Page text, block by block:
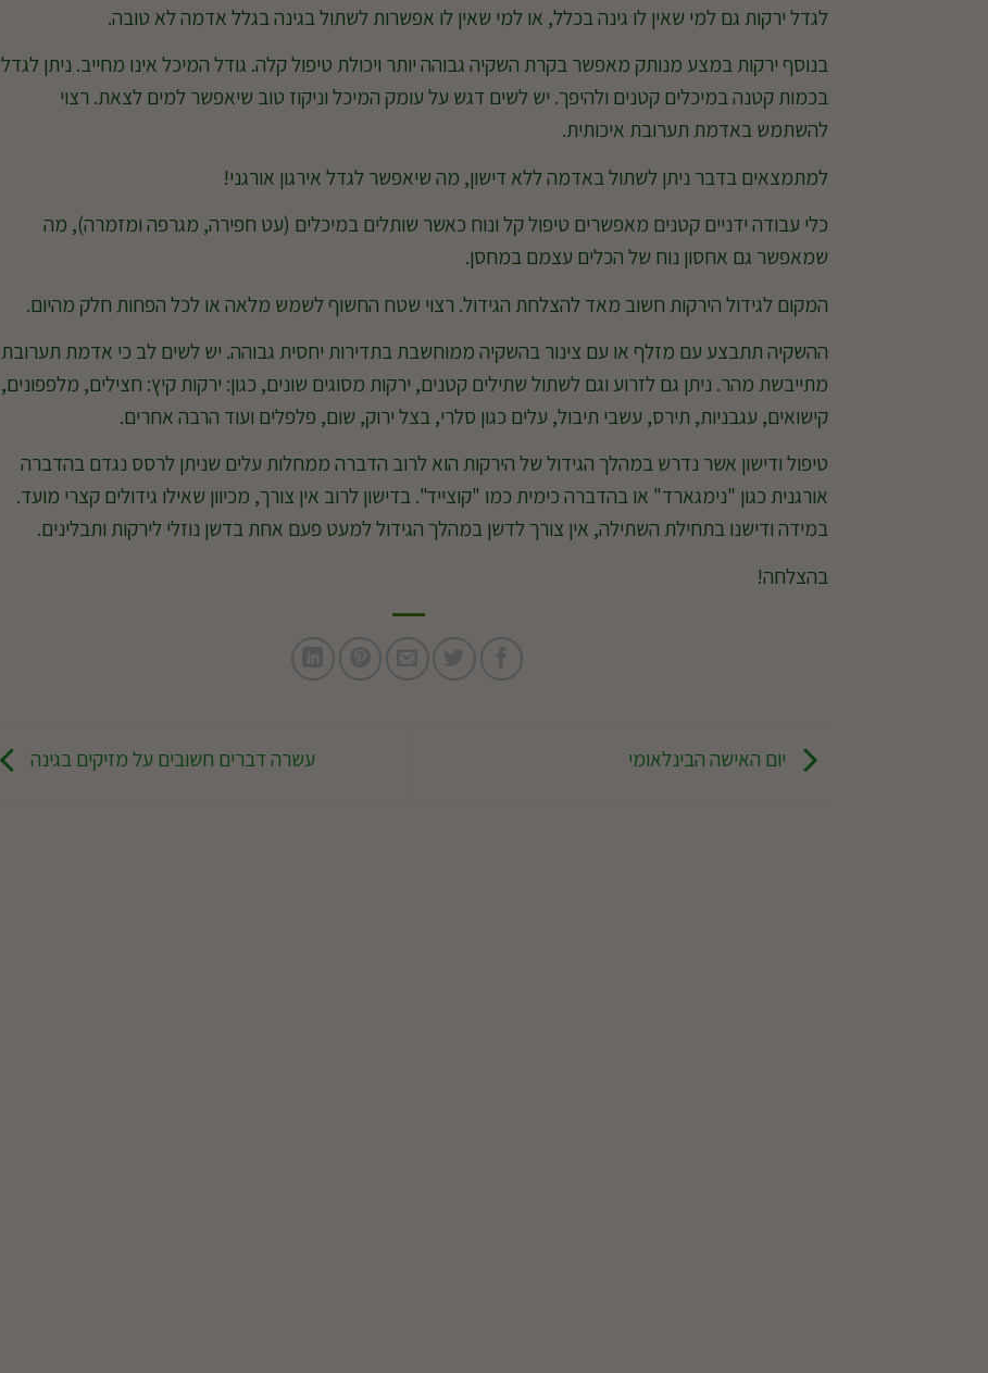
לגדל ירקות גם למי שאין לו גינה בכלל, או למי שאין לו אפשרות לשתול בגינה בגלל אדמה לא טובה.
בנוסף ירקות במצע מנותק מאפשר בקרת השקיה גבוהה יותר ויכולת טיפול קלה. גודל המיכל אינו מחייב. ניתן לגדל
בכמות קטנה במיכלים קטנים ולהיפך. יש לשים דגש על עומק המיכל וניקוז טוב שיאפשר למים לצאת. רצוי
להשתמש באדמת תערובת איכותית.
למתמצאים בדבר ניתן לשתול באדמה ללא דישון, מה שיאפשר לגדל אירגון אורגני!
כלי עבודה ידניים קטנים מאפשרים טיפול קל ונוח כאשר שותלים במיכלים (עט חפירה, מגרפה ומזמרה), מה
שמאפשר גם אחסון נוח של הכלים עצמם במחסן.
המקום לגידול הירקות חשוב מאד להצלחת הגידול. רצוי שטח החשוף לשמש מלאה או לכל הפחות חלק מהיום.
ההשקיה תתבצע עם מזלף או עם צינור בהשקיה ממוחשבת בתדירות יחסית גבוהה. יש לשים לב כי אדמת תערובת
מתייבשת מהר. ניתן גם לזרוע וגם לשתול שתילים קטנים, ירקות מסוגים שונים, כגון: ירקות קיץ: חצילים, מלפפונים,
קישואים, עגבניות, תירס, עשבי תיבול, עלים כגון סלרי, בצל ירוק, שום, פלפלים ועוד הרבה אחרים.
טיפול ודישון אשר נדרש במהלך הגידול של הירקות הוא לרוב הדברה ממחלות עלים שניתן לרסס נגדם בהדברה
אורגנית כגון "נימגארד" או בהדברה כימית כמו "קוצייד". בדישון לרוב אין צורך, מכיוון שאילו גידולים קצרי מועד.
במידה ודישנו בתחילת השתילה, אין צורך לדשן במהלך הגידול למעט פעם אחת בדשן נוזלי לירקות ותבלינים.
בהצלחה!
יום האישה הבינלאומי עשרה דברים חשובים על מזיקים בגינה